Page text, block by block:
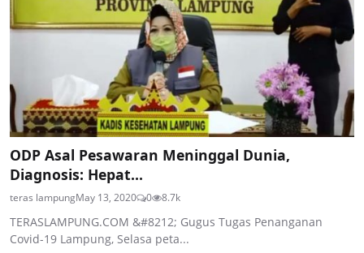
ODP Asal Pesawaran Meninggal Dunia,
Diagnosis: Hepat...
teras lampungMay 13, 2020 0 8.7k
TERASLAMPUNG.COM &#8212; Gugus Tugas Penanganan
Covid-19 Lampung, Selasa peta...